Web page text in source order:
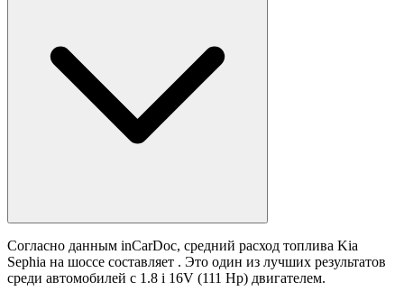
Согласно данным inCarDoc, средний расход топлива Kia
Sephia на шоссе составляет . Это один из лучших результатов
среди автомобилей с 1.8 i 16V (111 Hp) двигателем.